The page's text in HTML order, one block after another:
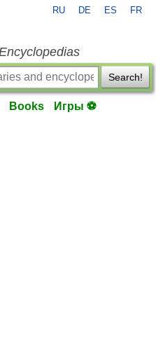
RU DE ES FR
Search!
Books Игры ⚽